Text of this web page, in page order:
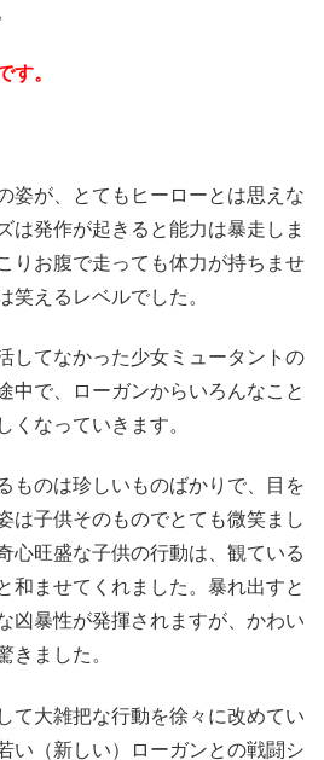
す。
姿が、とてもヒーローとは思えな
は発作が起きると能力は暴走しま
りお腹で走っても体力が持ちませ
笑えるレベルでした。
してなかった少女ミュータントの
中で、ローガンからいろんなこと
くなっていきます。
ものは珍しいものばかりで、目を
は子供そのものでとても微笑まし
心旺盛な子供の行動は、観ている
和ませてくれました。暴れ出すと
凶暴性が発揮されますが、かわい
きました。
て大雑把な行動を徐々に改めてい
い（新しい）ローガンとの戦闘シ